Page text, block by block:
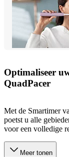
Optimaliseer
QuadPacer
Met de Smartimer
poetst u alle
voor een volledige
Meer tonen